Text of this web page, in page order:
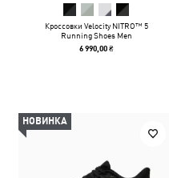
Кроссовки Velocity NITRO™ 5
Running Shoes Men
6 990,00 ₴
НОВИНКА